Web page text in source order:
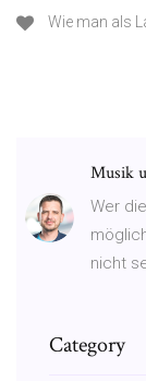
Wie man als
Musik
Wer
nicht
Category